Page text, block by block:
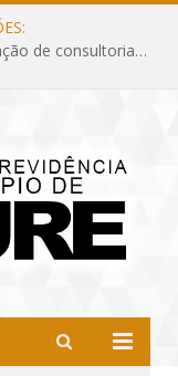
INEXIGIBILIDADE Nº 003/2026 (Contratação de consultoria previdenciária com finalidade de obtenção do CRP, confecção dos demonstrativos previdenciários DAIR, DIPR e DPIN, preparar e alimentar o CADPREV, em atendimento às demandas do Instituto de Previdência dos Servidores do Município de Soure – IPSMS, por um período de 10 (dez) meses)